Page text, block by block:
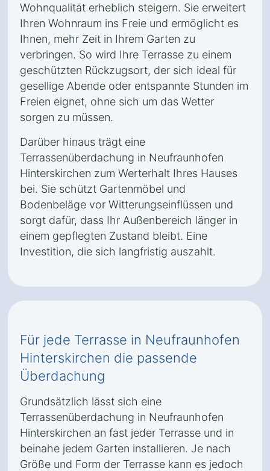
Wohnqualität erheblich steigern. Sie erweitert
Ihren Wohnraum ins Freie und ermöglicht es
Ihnen, mehr Zeit in Ihrem Garten zu
verbringen. So wird Ihre Terrasse zu einem
geschützten Rückzugsort, der sich ideal für
gesellige Abende oder entspannte Stunden im
Freien eignet, ohne sich um das Wetter
sorgen zu müssen.
Darüber hinaus trägt eine
Terrassenüberdachung in Neufraunhofen
Hinterskirchen zum Werterhalt Ihres Hauses
bei. Sie schützt Gartenmöbel und
Bodenbeläge vor Witterungseinflüssen und
sorgt dafür, dass Ihr Außenbereich länger in
einem gepflegten Zustand bleibt. Eine
Investition, die sich langfristig auszahlt.
Für jede Terrasse in Neufraunhofen
Hinterskirchen die passende
Überdachung
Grundsätzlich lässt sich eine
Terrassenüberdachung in Neufraunhofen
Hinterskirchen an fast jeder Terrasse und in
beinahe jedem Garten installieren. Je nach
Größe und Form der Terrasse kann es jedoch